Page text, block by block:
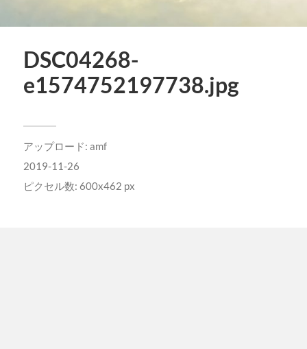
DSC04268-
e1574752197738.jpg
アップロード: amf
2019-11-26
ピクセル数: 600x462 px